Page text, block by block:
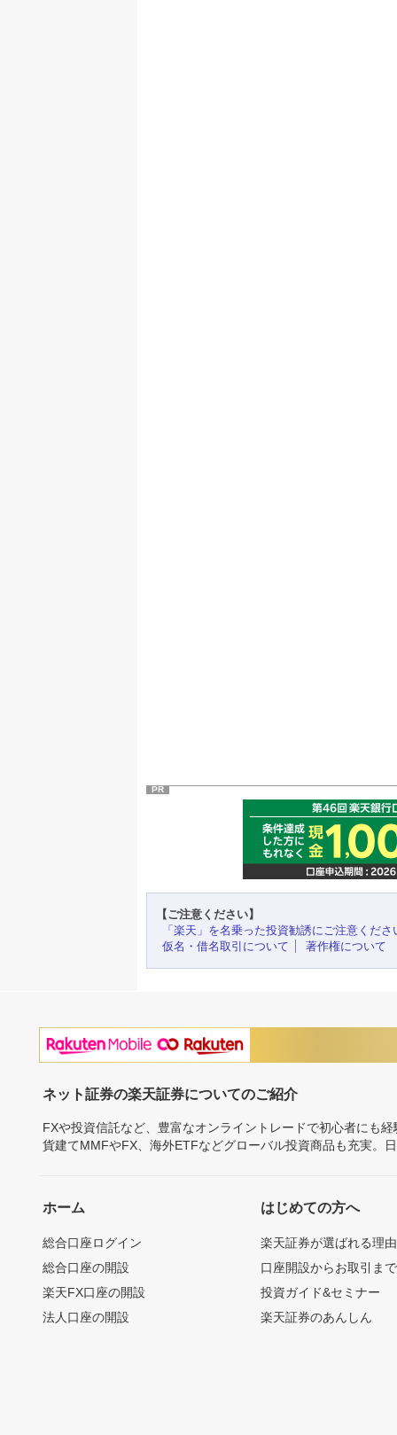
PR
【ご注意ください】
「楽天」を名乗った投資勧誘にご注意くださ
仮名・借名取引について
著作権について
ネット証券の楽天証券についてのご紹介
FXや投資信託など、豊富なオンライントレードで初心者にも
貨建てMMFやFX、海外ETFなどグローバル投資商品も充実。
ホーム
総合口座ログイン
総合口座の開設
楽天FX口座の開設
法人口座の開設
はじめての方へ
楽天証券が選ばれる理由
口座開設からお取引ま
投資ガイド&セミナー
楽天証券のあんしん